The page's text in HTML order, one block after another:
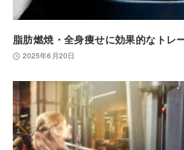
脂肪燃焼・全身痩せに効果的なトレ
2025年6月20日